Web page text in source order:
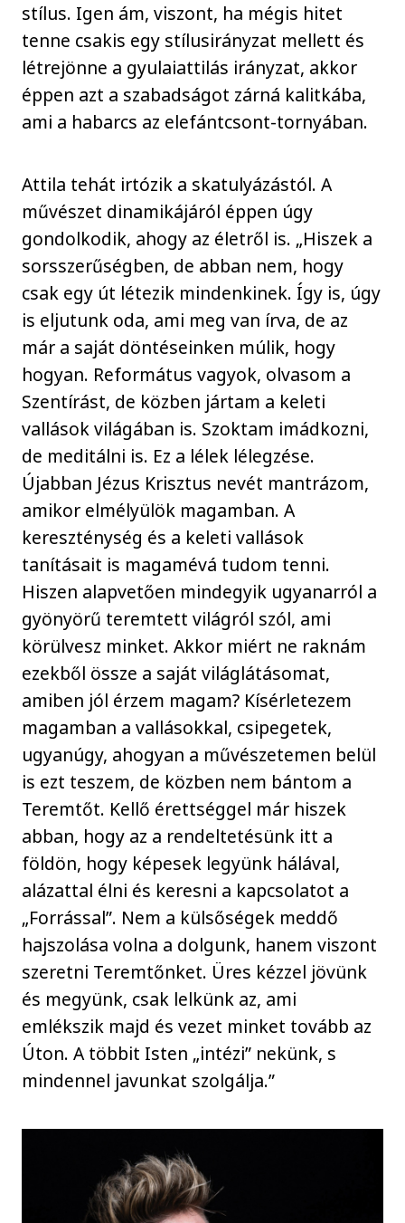
stílus. Igen ám, viszont, ha mégis hitet
tenne csakis egy stílusirányzat mellett és
létrejönne a gyulaiattilás irányzat, akkor
éppen azt a szabadságot zárná kalitkába,
ami a habarcs az elefántcsont-tornyában.
Attila tehát irtózik a skatulyázástól. A
művészet dinamikájáról éppen úgy
gondolkodik, ahogy az életről is. „Hiszek a
sorsszerűségben, de abban nem, hogy
csak egy út létezik mindenkinek. Így is, úgy
is eljutunk oda, ami meg van írva, de az
már a saját döntéseinken múlik, hogy
hogyan. Református vagyok, olvasom a
Szentírást, de közben jártam a keleti
vallások világában is. Szoktam imádkozni,
de meditálni is. Ez a lélek lélegzése.
Újabban Jézus Krisztus nevét mantrázom,
amikor elmélyülök magamban. A
kereszténység és a keleti vallások
tanításait is magamévá tudom tenni.
Hiszen alapvetően mindegyik ugyanarról a
gyönyörű teremtett világról szól, ami
körülvesz minket. Akkor miért ne raknám
ezekből össze a saját világlátásomat,
amiben jól érzem magam? Kísérletezem
magamban a vallásokkal, csipegetek,
ugyanúgy, ahogyan a művészetemen belül
is ezt teszem, de közben nem bántom a
Teremtőt. Kellő érettséggel már hiszek
abban, hogy az a rendeltetésünk itt a
földön, hogy képesek legyünk hálával,
alázattal élni és keresni a kapcsolatot a
„Forrással”. Nem a külsőségek meddő
hajszolása volna a dolgunk, hanem viszont
szeretni Teremtőnket. Üres kézzel jövünk
és megyünk, csak lelkünk az, ami
emlékszik majd és vezet minket tovább az
Úton. A többit Isten „intézi” nekünk, s
mindennel javunkat szolgálja.”